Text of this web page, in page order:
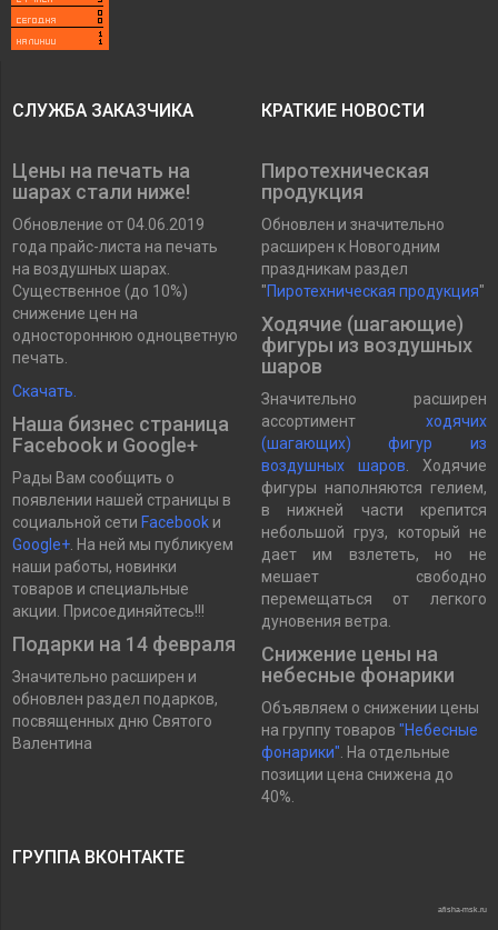
СЛУЖБА ЗАКАЗЧИКА
Цены на печать на
шарах стали ниже!
Обновление от 04.06.2019
года прайс-листа на печать
на воздушных шарах.
Существенное (до 10%)
снижение цен на
одностороннюю одноцветную
печать.
Скачать.
Наша бизнес страница
Facebook и Google+
Рады Вам сообщить о
появлении нашей страницы в
социальной сети Facebook и
Google+ . На ней мы публикуем
наши работы, новинки
товаров и специальные
акции. Присоединяйтесь!!!
Подарки на 14 февраля
Значительно расширен и
обновлен раздел подарков,
посвященных дню Святого
Валентина
КРАТКИЕ НОВОСТИ
Пиротехническая
продукция
Обновлен и значительно
расширен к Новогодним
праздникам раздел
"Пиротехническая продукция"
Ходячие (шагающие)
фигуры из воздушных
шаров
Значительно расширен
ассортимент ходячих
(шагающих) фигур из
воздушных шаров . Ходячие
фигуры наполняются гелием,
в нижней части крепится
небольшой груз, который не
дает им взлететь, но не
мешает свободно
перемещаться от легкого
дуновения ветра.
Снижение цены на
небесные фонарики
Объявляем о снижении цены
на группу товаров "Небесные
фонарики" . На отдельные
позиции цена снижена до
40%.
ГРУППА ВКОНТАКТЕ
afisha-msk.ru